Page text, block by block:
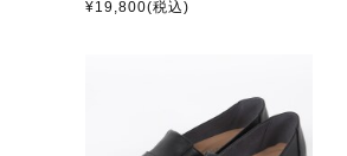
¥19,800(税込)